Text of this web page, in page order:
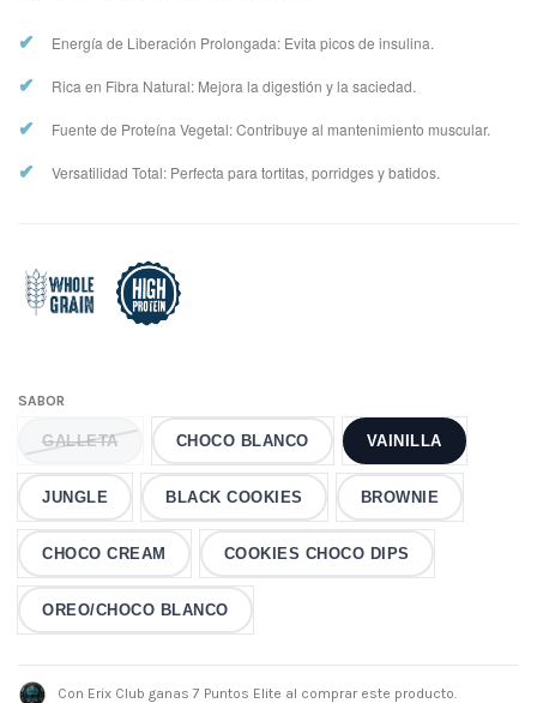
✔ Energía de Liberación Prolongada: Evita picos de insulina.
✔ Rica en Fibra Natural: Mejora la digestión y la saciedad.
✔ Fuente de Proteína Vegetal: Contribuye al mantenimiento muscular.
✔ Versatilidad Total: Perfecta para tortitas, porridges y batidos.
SABOR
GALLETA CHOCO BLANCO VAINILLA
JUNGLE BLACK COOKIES BROWNIE
CHOCO CREAM COOKIES CHOCO DIPS
OREO/CHOCO BLANCO
Con Erix Club ganas 7 Puntos Elite al comprar este producto.